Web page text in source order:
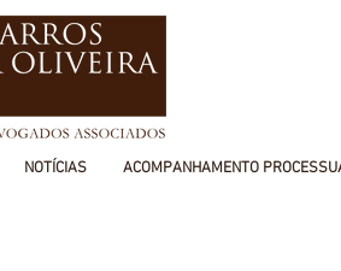
NOTÍCIAS ACOMPANHAMENTO